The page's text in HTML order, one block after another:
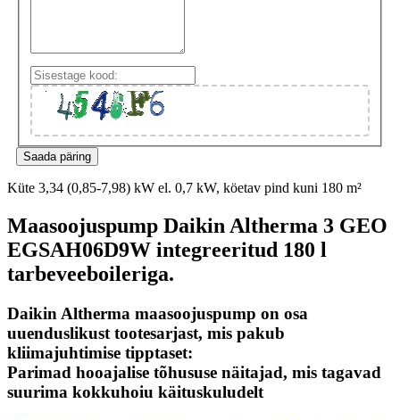
Küte 3,34 (0,85-7,98) kW el. 0,7 kW, köetav pind kuni 180 m²
Maasoojuspump Daikin Altherma 3 GEO
EGSAH06D9W integreeritud 180 l
tarbeveeboileriga.
Daikin Altherma maasoojuspump on osa
uuenduslikust tootesarjast, mis pakub
kliimajuhtimise tipptaset:
Parimad hooajalise tõhususe näitajad, mis tagavad
suurima kokkuhoiu käituskuludelt